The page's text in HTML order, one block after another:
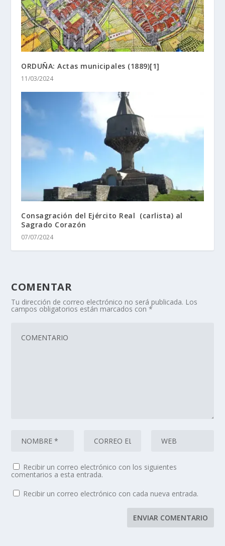
ORDUÑA: Actas municipales (1889)[1]
11/03/2024
Consagración del Ejército Real (carlista) al
Sagrado Corazón
07/07/2024
COMENTAR
Tu dirección de correo electrónico no será publicada. Los
campos obligatorios están marcados con*
Recibir un correo electrónico con los siguientes
comentarios a esta entrada.
Recibir un correo electrónico con cada nueva entrada.